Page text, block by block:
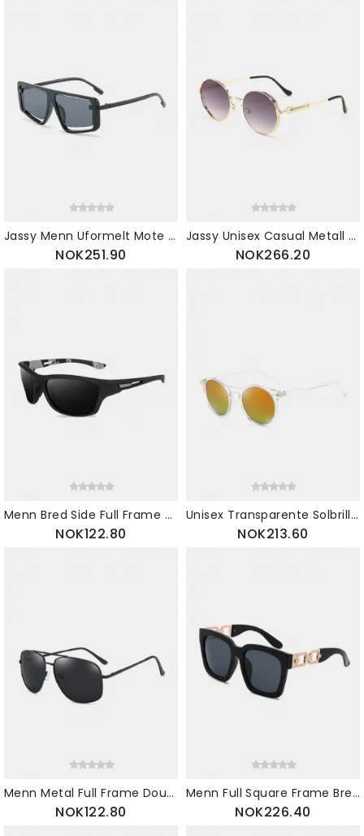
Jassy Menn Uformelt Mote Utendørs Uv-blokkerende Firkantede Solbriller
NOK251.90
Jassy Unisex Casual Metall Liten Innfatning Gradient Temperament Ultrafiolett Runde Solbriller
NOK266.20
Menn Bred Side Full Frame Anti-uv Polarized Casual Outdoor Sports Driving Solbriller
NOK122.80
Unisex Transparente Solbriller Med Polarisert Uv-beskyttelse
NOK213.60
Menn Metal Full Frame Double Bridge Polarized Light Uv-beskyttelse Solbriller
NOK122.80
Menn Full Square Frame Bred Side Hulte Lens Ben Uv-beskyttelse Mote Solbriller
NOK226.40